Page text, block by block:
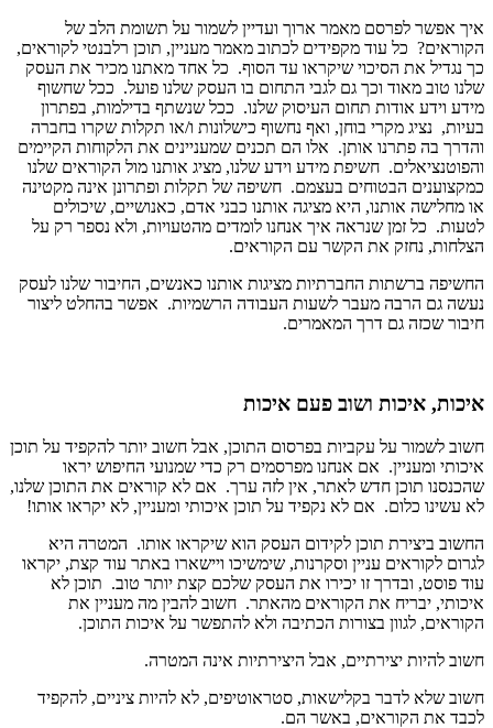
איך אפשר לפרסם מאמר ארוך ועדיין לשמור על תשומת הלב של
הקוראים? כל עוד מקפידים לכתוב מאמר מעניין, תוכן רלבנטי לקוראים,
כך נגדיל את הסיכוי שיקראו עד הסוף. כל אחד מאתנו מכיר את העסק
שלנו טוב מאוד וכך גם לגבי התחום בו העסק שלנו פועל. ככל שחשוף
מידע וידע אודות תחום העיסוק שלנו. ככל שנשתף בדילמות, בפתרון
בעיות, נציג מקרי בוחן, ואף נחשוף כישלונות ו/או תקלות שקרו בחברה
והדרך בה פתרנו אותן. אלו הם תכנים שמעניינים את הלקוחות הקיימים
והפוטנציאלים. חשיפת מידע וידע שלנו, מציג אותנו מול הקוראים שלנו
כמקצוענים הבטוחים בעצמם. חשיפה של תקלות ופתרונן אינה מקטינה
או מחלישה אותנו, היא מציגה אותנו כבני אדם, כאנושיים, שיכולים
לטעות. כל זמן שנראה איך אנחנו לומדים מהטעויות, ולא נספר רק על
הצלחות, נחזק את הקשר עם הקוראים.
החשיפה ברשתות החברתיות מציגות אותנו כאנשים, החיבור שלנו לעסק
נעשה גם הרבה מעבר לשעות העבודה הרשמיות. אפשר בהחלט ליצור
חיבור שכזה גם דרך המאמרים.
איכות, איכות ושוב פעם איכות
חשוב לשמור על עקביות בפרסום התוכן, אבל חשוב יותר להקפיד על תוכן
איכותי ומעניין. אם אנחנו מפרסמים רק כדי שמנועי החיפוש יראו
שהכנסנו תוכן חדש לאתר, אין לזה ערך. אם לא קוראים את התוכן שלנו,
לא עשינו כלום. אם לא נקפיד על תוכן איכותי ומעניין, לא יקראו אותו!
החשוב ביצירת תוכן לקידום העסק הוא שיקראו אותו. המטרה היא
לגרום לקוראים עניין וסקרנות, שימשיכו ויישארו באתר עוד קצת, יקראו
עוד פוסט, ובדרך זו יכירו את העסק שלכם קצת יותר טוב. תוכן לא
איכותי, יבריח את הקוראים מהאתר. חשוב להבין מה מעניין את
הקוראים, לגוון בצורות הכתיבה ולא להתפשר על איכות התוכן.
חשוב להיות יצירתיים, אבל היצירתיות אינה המטרה.
חשוב שלא לדבר בקלישאות, סטראוטיפים, לא להיות ציניים, להקפיד
לכבד את הקוראים, באשר הם.